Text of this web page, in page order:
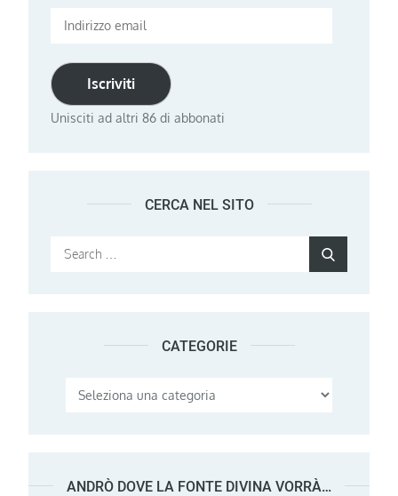
Indirizzo
Iscriviti
Unisciti ad altri 86 di abbonati
CERCA NEL SITO
Search
CATEGORIE
Categorie
ANDRÒ DOVE LA FONTE DIVINA VORRÀ…